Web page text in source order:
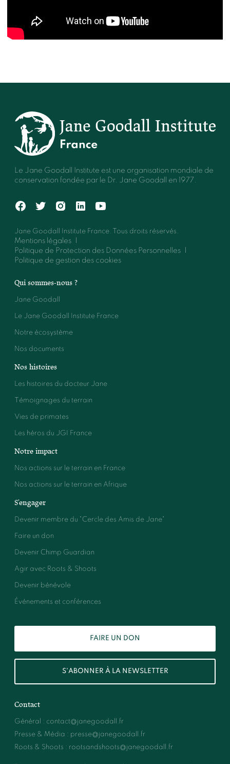
Le Jane Goodall Institute est une organisation mondiale de
conservation fondée par le Dr. Jane Goodall en 1977.
Jane Goodall Institute France. Tous droits réservés.
Mentions légales
Politique de Protection des Données Personnelles
Politique de gestion des cookies
Qui sommes-nous ?
Jane Goodall
Le Jane Goodall Institute France
Notre écosystème
Nos documents
Nos histoires
Les histoires du docteur Jane
Témoignages du terrain
Vies de primates
Les héros du JGI France
Notre impact
Nos actions sur le terrain en France
Nos actions sur le terrain en Afrique
S'engager
Devenir membre du "Cercle des Amis de Jane"
Faire un don
Devenir Chimp Guardian
Agir avec Roots & Shoots
Devenir bénévole
Événements et conférences
FAIRE UN DON
S'ABONNER À LA NEWSLETTER
Contact
Général : contact@janegoodall.fr
Presse & Média : presse@janegoodall.fr
Roots & Shoots : rootsandshoots@janegoodall.fr